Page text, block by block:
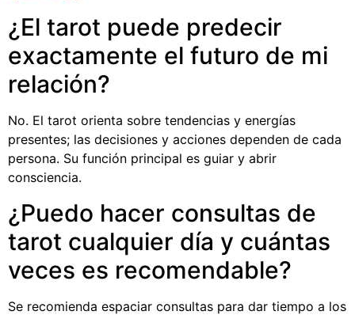
¿El tarot puede predecir
exactamente el futuro de mi
relación?
No. El tarot orienta sobre tendencias y energías
presentes; las decisiones y acciones dependen de cada
persona. Su función principal es guiar y abrir
consciencia.
¿Puedo hacer consultas de
tarot cualquier día y cuántas
veces es recomendable?
Se recomienda espaciar consultas para dar tiempo a los